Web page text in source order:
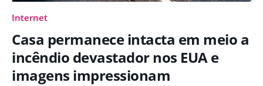
Internet
Casa permanece intacta em meio a
incêndio devastador nos EUA e
imagens impressionam